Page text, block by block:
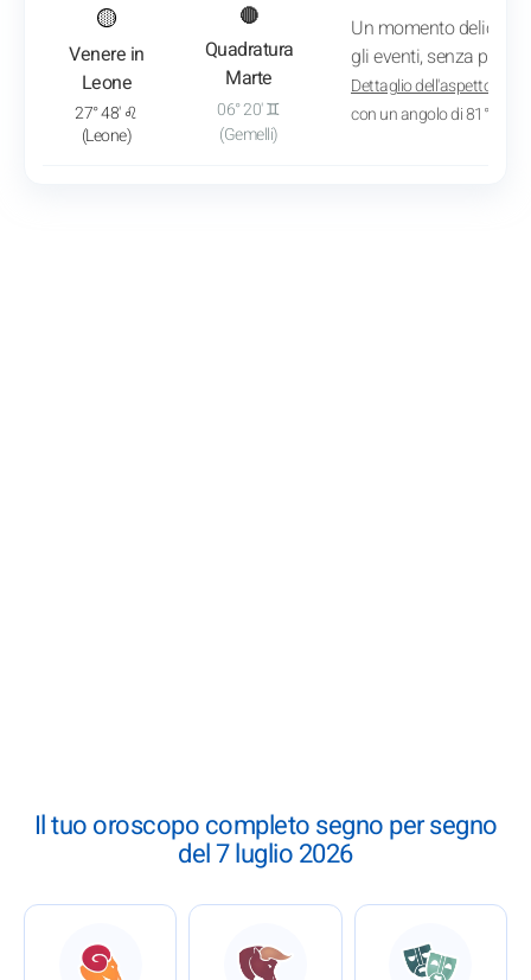
🟡
Venere in
Leone
: Vedi l'analisi del transito
27° 48' ♌
(Leone)
🔴
Quadratura
Marte
06° 20' ♊
(Gemelli)
Un momento delicato
gli eventi, senza
Dettaglio dell'aspetto
con un angolo di 81° 28'
Il tuo oroscopo completo segno per segno
del 7 luglio 2026
: Oroscopo completo del 7 luglio 2026
: Oroscopo completo del 7
: